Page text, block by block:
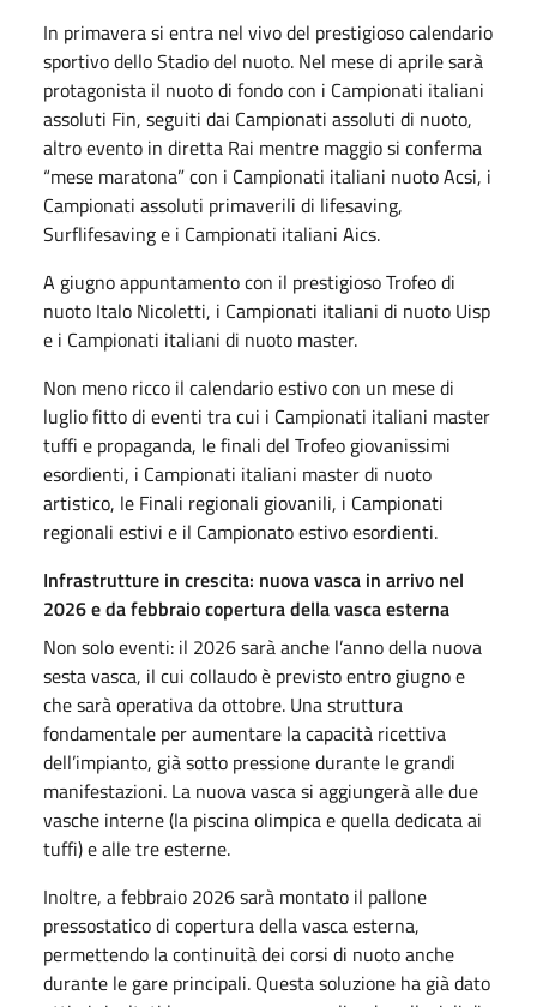
In primavera si entra nel vivo del prestigioso calendario
sportivo dello Stadio del nuoto. Nel mese di aprile sarà
protagonista il nuoto di fondo con i Campionati italiani
assoluti Fin, seguiti dai Campionati assoluti di nuoto,
altro evento in diretta Rai mentre maggio si conferma
“mese maratona” con i Campionati italiani nuoto Acsi, i
Campionati assoluti primaverili di lifesaving,
Surflifesaving e i Campionati italiani Aics.
A giugno appuntamento con il prestigioso Trofeo di
nuoto Italo Nicoletti, i Campionati italiani di nuoto Uisp
e i Campionati italiani di nuoto master.
Non meno ricco il calendario estivo con un mese di
luglio fitto di eventi tra cui i Campionati italiani master
tuffi e propaganda, le finali del Trofeo giovanissimi
esordienti, i Campionati italiani master di nuoto
artistico, le Finali regionali giovanili, i Campionati
regionali estivi e il Campionato estivo esordienti.
Infrastrutture in crescita: nuova vasca in arrivo nel
2026 e da febbraio copertura della vasca esterna
Non solo eventi: il 2026 sarà anche l’anno della nuova
sesta vasca, il cui collaudo è previsto entro giugno e
che sarà operativa da ottobre. Una struttura
fondamentale per aumentare la capacità ricettiva
dell’impianto, già sotto pressione durante le grandi
manifestazioni. La nuova vasca si aggiungerà alle due
vasche interne (la piscina olimpica e quella dedicata ai
tuffi) e alle tre esterne.
Inoltre, a febbraio 2026 sarà montato il pallone
pressostatico di copertura della vasca esterna,
permettendo la continuità dei corsi di nuoto anche
durante le gare principali. Questa soluzione ha già dato